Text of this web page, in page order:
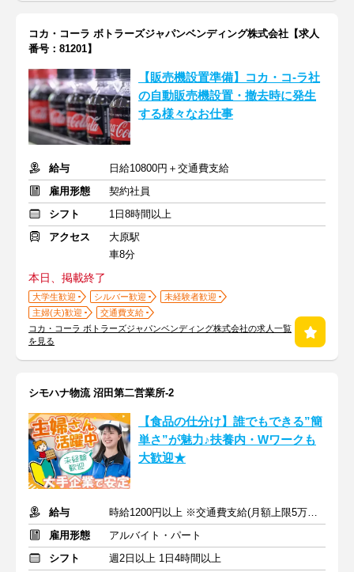
コカ・コーラ ボトラーズジャパンベンディング株式会社【求人
番号：81201】
【販売機設置準備】コカ・コ-ラ社
の自動販売機設置・撤去時に発生
する様々なお仕事
給与
日給10800円＋交通費支給
雇用形態
契約社員
シフト
1日8時間以上
アクセス
大原駅
車8分
本日、掲載終了
大学生歓迎 シルバー歓迎
未経験者歓迎
主婦(夫)歓迎
交通費支給
コカ・コーラ ボトラーズジャパンベンディング株式会社の求人一覧
を見る
シモハナ物流 沼田第二営業所-2
【食品の仕分け】誰でもできる”簡
単さ”が魅力♪扶養内・Wワークも
大歓迎★
給与
時給1200円以上 ※交通費支給(月額上限5万円まで)
雇用形態
アルバイト・パート
シフト
週2日以上 1日4時間以上